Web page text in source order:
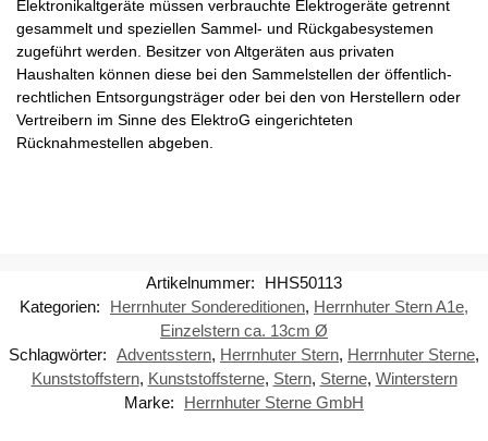
Elektronikaltgeräte müssen verbrauchte Elektrogeräte getrennt
gesammelt und speziellen Sammel- und Rückgabesystemen
zugeführt werden. Besitzer von Altgeräten aus privaten
Haushalten können diese bei den Sammelstellen der öffentlich-
rechtlichen Entsorgungsträger oder bei den von Herstellern oder
Vertreibern im Sinne des ElektroG eingerichteten
Rücknahmestellen abgeben.
Artikelnummer:
HHS50113
Kategorien:
Herrnhuter Sondereditionen, Herrnhuter Stern A1e,
Einzelstern ca. 13cm Ø
Schlagwörter: Adventsstern, Herrnhuter Stern, Herrnhuter Sterne,
Kunststoffstern, Kunststoffsterne, Stern, Sterne, Winterstern
Marke:
Herrnhuter Sterne GmbH